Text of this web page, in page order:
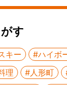
す
キー
#ハイボ
理
#人形町